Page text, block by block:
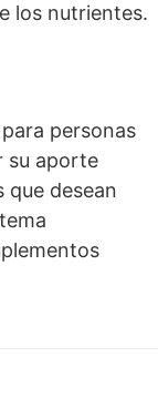
los nutrientes.
para personas
su aporte
que desean